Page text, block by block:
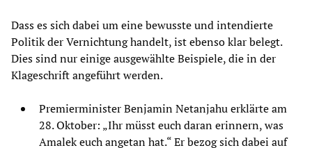
Dass es sich dabei um eine bewusste und intendierte
Politik der Vernichtung handelt, ist ebenso klar belegt.
Dies sind nur einige ausgewählte Beispiele, die in der
Klageschrift angeführt werden.
Premierminister Benjamin Netanjahu erklärte am
28. Oktober: „Ihr müsst euch daran erinnern, was
Amalek euch angetan hat.“ Er bezog sich dabei auf